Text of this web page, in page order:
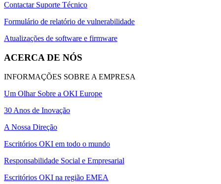
Contactar Suporte Técnico
Formulário de relatório de vulnerabilidade
Atualizações de software e firmware
ACERCA DE NÓS
INFORMAÇÕES SOBRE A EMPRESA
Um Olhar Sobre a OKI Europe
30 Anos de Inovação
A Nossa Direção
Escritórios OKI em todo o mundo
Responsabilidade Social e Empresarial
Escritórios OKI na região EMEA